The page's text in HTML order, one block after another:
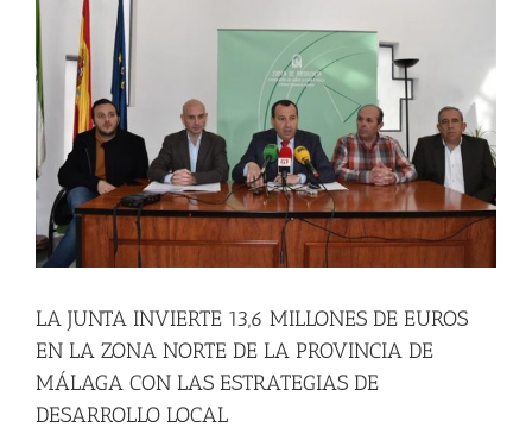
más
grande
LA JUNTA INVIERTE 13,6 MILLONES DE EUROS
EN LA ZONA NORTE DE LA PROVINCIA DE
MÁLAGA CON LAS ESTRATEGIAS DE
DESARROLLO LOCAL